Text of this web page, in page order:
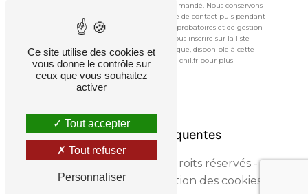
justificatif d'identité pourra vous être demandé. Nous conservons
vos données pendant la période de prise de contact puis pendant
la durée de prescription légale aux fins probatoires et de gestion
des contentieux. Vous avez le droit de vous inscrire sur la liste
d'opposition au démarchage téléphonique, disponible à cette
adresse:Bloctel.gouv.fr. Consultez le site cnil.fr pour plus
d’informations sur vos droits.
Recherches fréquentes
©Vistalid- 2026 - Tous droits réservés -
Mentions légales
Gestion des cookies
Ce site utilise des cookies et
vous donne le contrôle sur
ceux que vous souhaitez
activer
Tout accepter
Tout refuser
Personnaliser